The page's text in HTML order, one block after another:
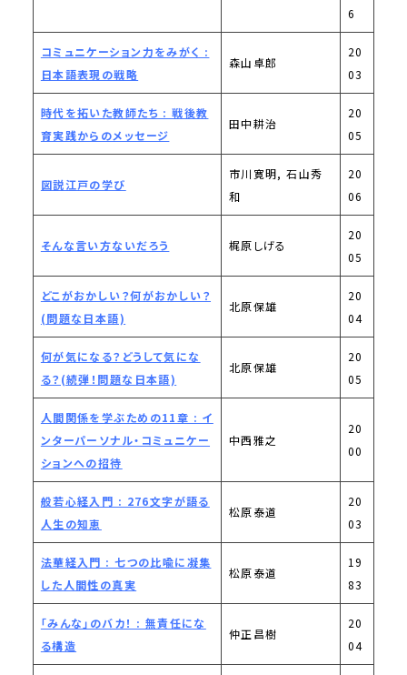
6
コミュニケーション力をみがく :
日本語表現の戦略
森山卓郎
20
03
時代を拓いた教師たち : 戦後教
育実践からのメッセージ
田中耕治
20
05
図説江戸の学び
市川寛明, 石山秀
和
20
06
そんな言い方ないだろう 梶原しげる
20
05
どこがおかしい？何がおかしい？
(問題な日本語)
北原保雄
20
04
何が気になる？どうして気にな
る？(続弾！問題な日本語)
北原保雄
20
05
人間関係を学ぶための11章 : イ
ンターパーソナル・コミュニケー
ションへの招待
中西雅之
20
00
般若心経入門 : 276文字が語る
人生の知恵
松原泰道
20
03
法華経入門 : 七つの比喩に凝集
した人間性の真実
松原泰道
19
83
「みんな」のバカ！ : 無責任にな
る構造
仲正昌樹
20
04